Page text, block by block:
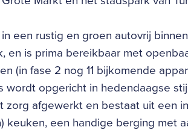
een rustig en groen autovrij
en is prima bereikbaar met
(in fase 2 nog 11 bijkomende
wordt opgericht in hedendaagse
afgewerkt en bestaat uit een
keuken, een handige berging met